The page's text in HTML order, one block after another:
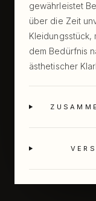
gewährleistet
über die Zeit
Kleidungsstück,
dem Bedürfnis
ästhetischer